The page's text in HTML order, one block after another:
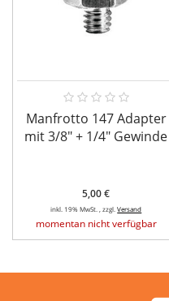
Manfrotto 147 Adapter
mit 3/8" + 1/4" Gewinde
5,00 €
inkl. 19% MwSt. , zzgl.Versand
momentan nicht verfügbar